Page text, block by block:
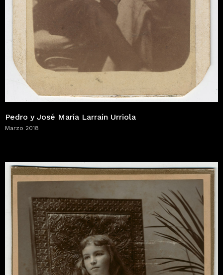
Pedro y José María Larraín Urriola
Marzo 2018